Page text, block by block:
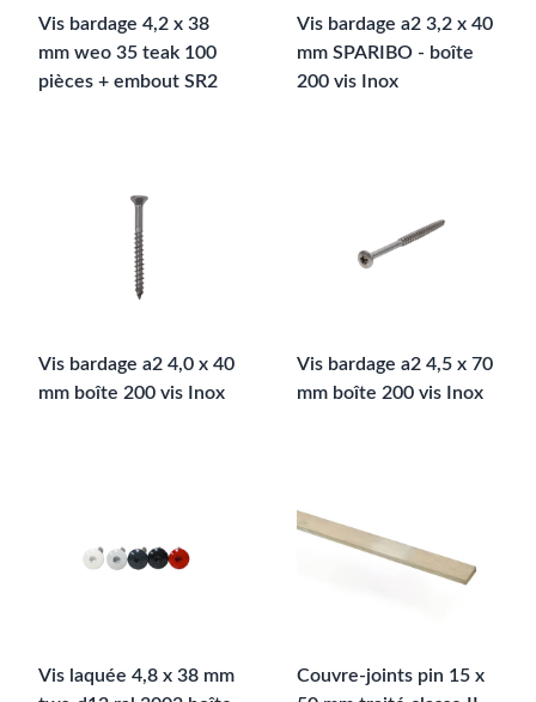
Vis bardage 4,2 x 38
mm weo 35 teak 100
pièces + embout SR2
Vis bardage a2 3,2 x 40
mm SPARIBO - boîte
200 vis Inox
Vis bardage a2 4,0 x 40
mm boîte 200 vis Inox
Vis bardage a2 4,5 x 70
mm boîte 200 vis Inox
Vis laquée 4,8 x 38 mm
Couvre-joints pin 15 x